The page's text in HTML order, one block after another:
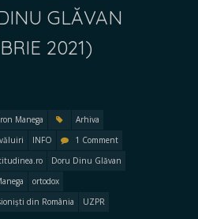
GLĂVAN
2021)
Manega
Arhiva
INFO
1 Comment
Doru Dinu Glăvan
ortodox
din România
UZPR